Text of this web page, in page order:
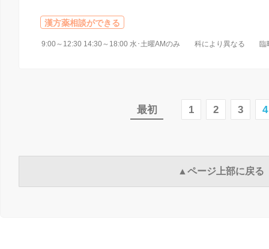
漢方薬相談ができる
9:00～12:30 14:30～18:00 水･土曜AMのみ 科により異なる 臨
最初 1 2 3 4
▲ページ上部に戻る